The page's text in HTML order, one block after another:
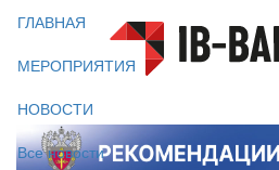
ГЛАВНАЯ
МЕРОПРИЯТИЯ
НОВОСТИ
Все новости